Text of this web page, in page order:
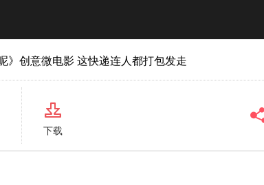
》创意微电影 这快递连人都打包发走
下载